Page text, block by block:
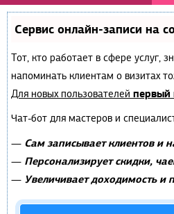
Сервис онлайн-записи на
Тот, кто работает в сфере услуг,
напоминать клиентам о визитах
Для новых пользователей первый
Чат-бот для мастеров и
— Сам записывает клиентов и
— Персонализирует скидки,
— Увеличивает доходимость и